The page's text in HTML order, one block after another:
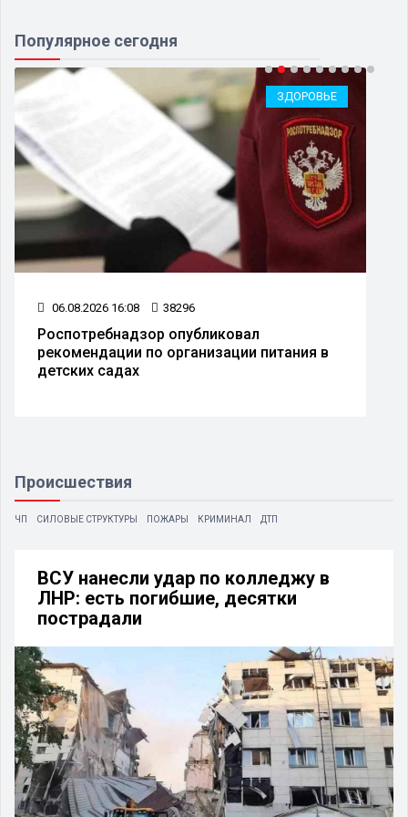
Популярное сегодня
ЗДОРОВЬЕ
06.08.2026 16:08 38296
Роспотребнадзор опубликовал
рекомендации по организации питания в
детских садах
Происшествия
ЧП СИЛОВЫЕ СТРУКТУРЫ ПОЖАРЫ КРИМИНАЛ ДТП
ВСУ нанесли удар по колледжу в
ЛНР: есть погибшие, десятки
пострадали